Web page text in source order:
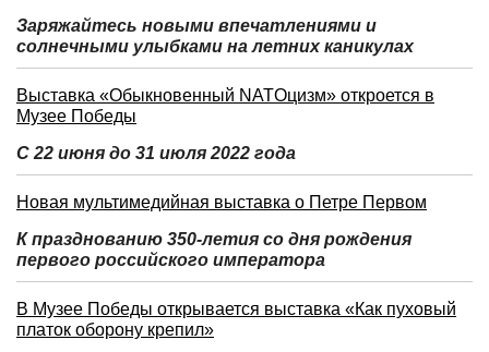
Заряжайтесь новыми впечатлениями и
солнечными улыбками на летних каникулах
Выставка «Обыкновенный NATOцизм» откроется в
Музее Победы
С 22 июня до 31 июля 2022 года
Новая мультимедийная выставка о Петре Первом
К празднованию 350-летия со дня рождения
первого российского императора
В Музее Победы открывается выставка «Как пуховый
платок оборону крепил»